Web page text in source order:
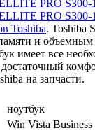
Toshiba. Toshiba
и объемным
имеет все
на запчасти.
ноутбук
Win Vista Business